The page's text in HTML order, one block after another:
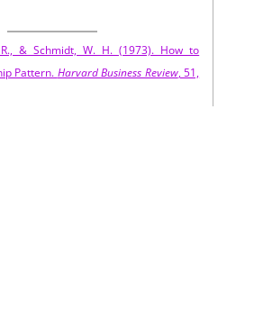
& Schmidt, W. H. (1973). How to
Pattern. Harvard Business Review, 51,